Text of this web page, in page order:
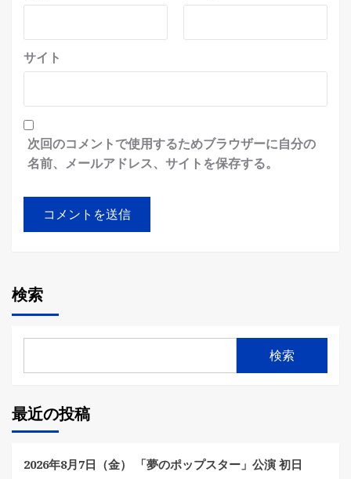
サイト
次回のコメントで使用するためブラウザーに自分の
名前、メールアドレス、サイトを保存する。
検索
検索
最近の投稿
2026年8月7日（金） 「夢のポップスター」公演 初日